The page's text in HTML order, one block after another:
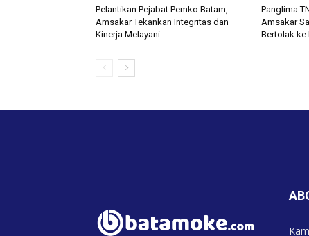
Pelantikan Pejabat Pemko Batam,
Amsakar Tekankan Integritas dan
Kinerja Melayani
Panglima
Amsakar
Bertolak ke